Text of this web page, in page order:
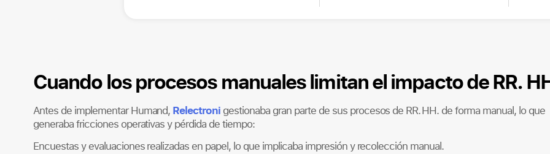
Cuando los procesos manuales limitan el impacto de RR.
Antes de implementar Humand, Relectroni gestionaba gran parte de sus procesos de RR. HH. de forma manual, lo que
generaba fricciones operativas y pérdida de tiempo:
Encuestas y evaluaciones realizadas en papel, lo que implicaba impresión y recolección manual.